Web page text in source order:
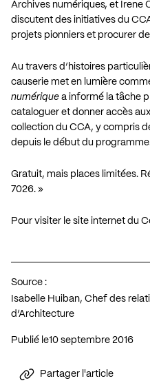
Archives numériques, et Irene
discutent des initiatives du
projets pionniers et procurer
Au travers d’histoires
causerie met en lumière
numérique a informé la tâche
cataloguer et donner accès
collection du CCA, y compris
depuis le début du
Gratuit, mais places limitées.
7026. »
Pour visiter le site internet du
Source :
Isabelle Huiban, Chef des
d’Architecture
Publié le 10 septembre 2016
Partager l'article